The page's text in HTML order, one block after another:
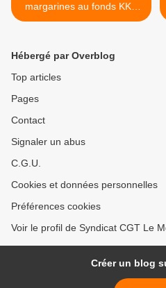
margarines au fonds KKR
pour près de 7 milliards
Hébergé par Overblog
Top articles
Pages
Contact
Signaler un abus
C.G.U.
Cookies et données personnelles
Préférences cookies
Voir le profil de Syndicat CGT Le
Créer un blog